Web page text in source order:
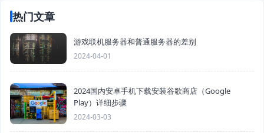
热门文章
游戏联机服务器和普通服务器的差别
2024-04-01
2024国内安卓手机下载安装谷歌商店（Google
Play）详细步骤
2024-03-03